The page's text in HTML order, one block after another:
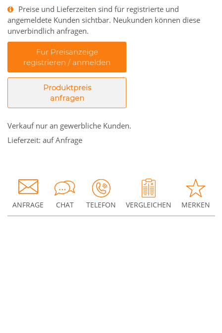
Preise und Lieferzeiten sind für registrierte und
angemeldete Kunden sichtbar. Neukunden können diese
unverbindlich anfragen.
Für Preisanzeige
registrieren / anmelden
Produktpreis
anfragen
Verkauf nur an gewerbliche Kunden.
Lieferzeit: auf Anfrage
ANFRAGE CHAT TELEFON VERGLEICHEN MERKEN